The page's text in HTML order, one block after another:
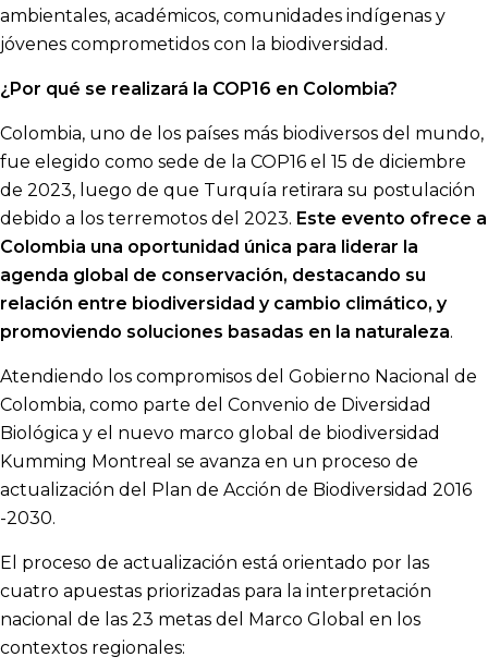
ambientales, académicos, comunidades indígenas y
jóvenes comprometidos con la biodiversidad.
¿Por qué se realizará la COP16 en Colombia?
Colombia, uno de los países más biodiversos del mundo,
fue elegido como sede de la COP16 el 15 de diciembre
de 2023, luego de que Turquía retirara su postulación
debido a los terremotos del 2023. Este evento ofrece a
Colombia una oportunidad única para liderar la
agenda global de conservación, destacando su
relación entre biodiversidad y cambio climático, y
promoviendo soluciones basadas en la naturaleza.
Atendiendo los compromisos del Gobierno Nacional de
Colombia, como parte del Convenio de Diversidad
Biológica y el nuevo marco global de biodiversidad
Kumming Montreal se avanza en un proceso de
actualización del Plan de Acción de Biodiversidad 2016
-2030.
El proceso de actualización está orientado por las
cuatro apuestas priorizadas para la interpretación
nacional de las 23 metas del Marco Global en los
contextos regionales: